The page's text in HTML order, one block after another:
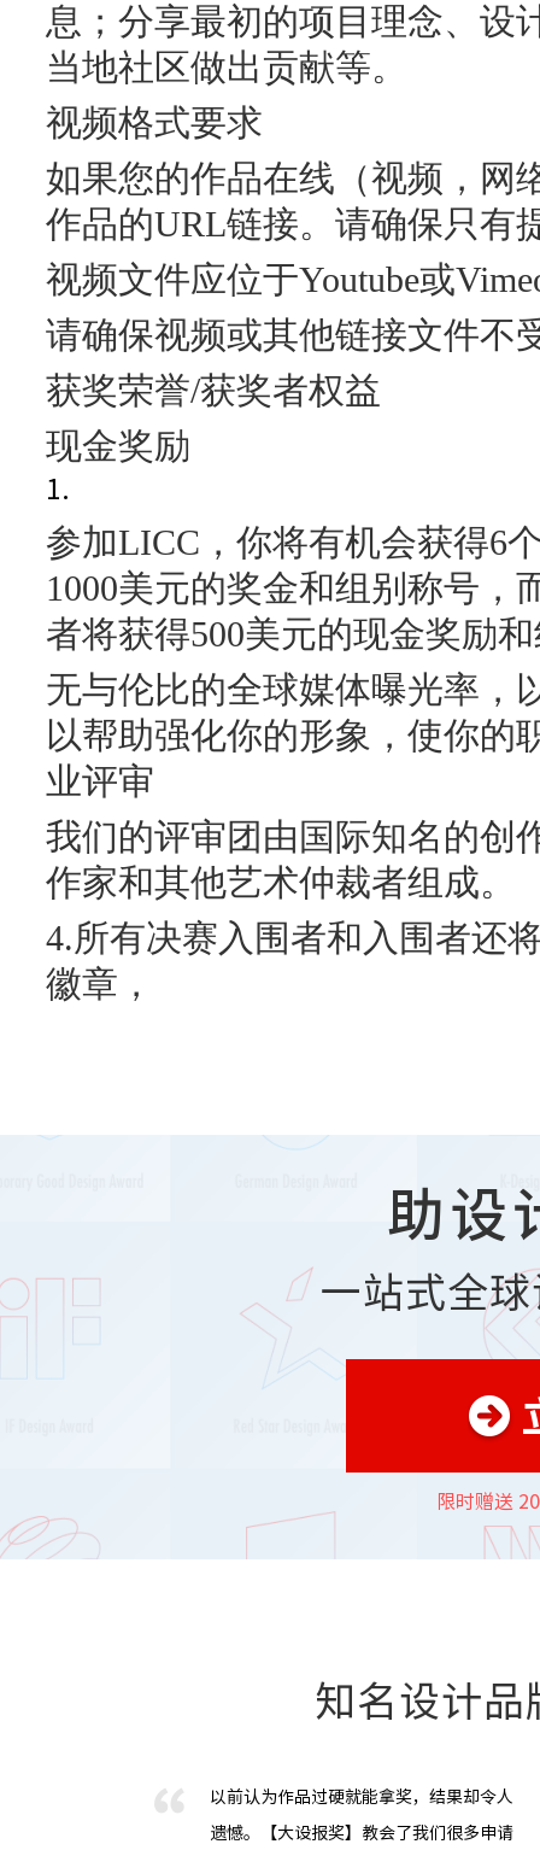
息；分享最初的项目理念、设
当地社区做出贡献等。
视频格式要求
如果您的作品在线（视频，网
作品的URL链接。请确保只有
视频文件应位于Youtube或
请确保视频或其他链接文件不
获奖荣誉/获奖者权益
现金奖励
1.
参加LICC，你将有机会获得6
1000美元的奖金和组别称号，
者将获得500美元的现金奖励
无与伦比的全球媒体曝光率，
以帮助强化你的形象，使你的
业评审
我们的评审团由国际知名的创
作家和其他艺术仲裁者组成。
4.所有决赛入围者和入围者还
徽章，
助设
一站式全
限时赠送
知名设计品
以前认为作品过硬就能拿奖，结果却令人
遗憾。【大设报奖】教会了我们很多申请